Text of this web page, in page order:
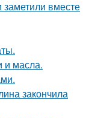
вместе
и масла.
закончила